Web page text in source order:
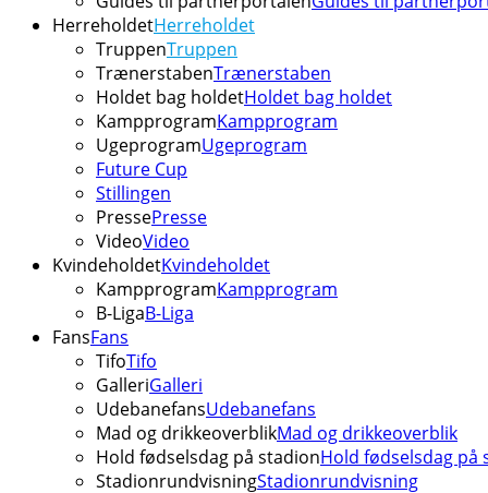
HerreholdetHerreholdet
TruppenTruppen
TrænerstabenTrænerstaben
Holdet bag holdetHoldet bag holdet
KampprogramKampprogram
UgeprogramUgeprogram
Future Cup
Stillingen
PressePresse
VideoVideo
KvindeholdetKvindeholdet
KampprogramKampprogram
B-LigaB-Liga
FansFans
TifoTifo
GalleriGalleri
UdebanefansUdebanefans
Mad og drikkeoverblikMad og drikkeoverblik
Hold fødselsdag på stadionHold fødselsdag på
StadionrundvisningStadionrundvisning